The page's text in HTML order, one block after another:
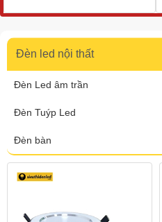
Đèn led nội thất
Đèn Led âm trần
Đèn Tuýp Led
Đèn bàn